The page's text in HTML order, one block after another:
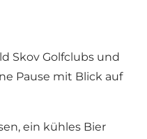
Skov Golfclubs und
Pause mit Blick auf
ein kühles Bier